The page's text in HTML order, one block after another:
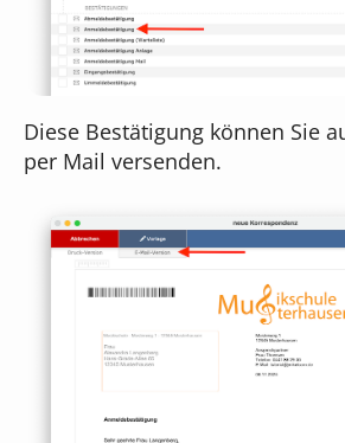
Diese Bestätigung können Sie
per Mail versenden.